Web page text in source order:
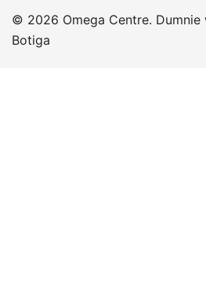
© 2026 Omega Centre. Dumnie
Botiga